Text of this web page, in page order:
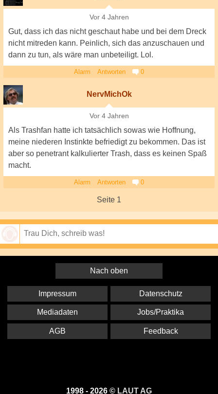
Vor 4 Jahren
Gut, dass ich das nicht geschaut habe und bei dem Dreck
nicht mitreden kann. Peinlich, sich das anzuschauen und
dann zu tun, als wäre man unbeteiligt. Lol.
Alarm Antworten 0
NervMichOk
Vor 4 Jahren
Als Trashfan hatte ich tatsächlich sowas wie Hoffnung,
meine niederen Instinkte befriedigt zu bekommen. Das ist
aber so penetrant kalkulierter Trash, dass es keinen Spaß
macht.
Alarm Antworten 0
Seite 1
Nach oben
1998 - 2026 © LAUT AG
Impressum Datenschutz
Mediadaten Jobs/Praktika
AGB Feedback